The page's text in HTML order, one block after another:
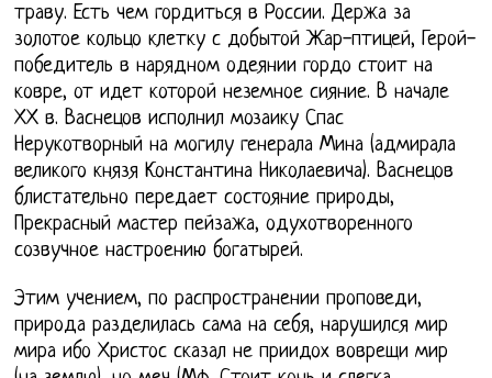
траву. Есть чем гордиться в России. Держа за
золотое кольцо клетку с добытой Жар-птицей, Герой-
победитель в нарядном одеянии гордо стоит на
ковре, от идет которой неземное сияние. В начале
ХХ в. Васнецов исполнил мозаику Спас
Нерукотворный на могилу генерала Мина (адмирала
великого князя Константина Николаевича). Васнецов
блистательно передает состояние природы,
Прекрасный мастер пейзажа, одухотворенного
созвучное настроению богатырей.
Этим учением, по распространении проповеди,
природа разделилась сама на себя, нарушился мир
мира ибо Христос сказал не приидох воврещи мир